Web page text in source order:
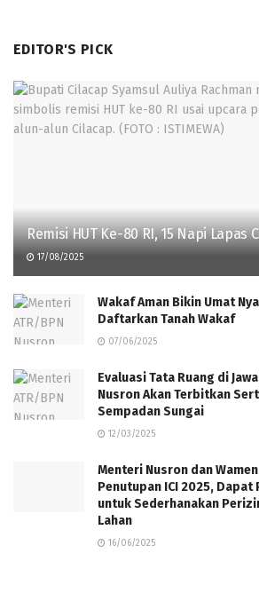
EDITOR'S PICK
Remisi HUT Ke-80 RI, 15 Napi Lapas
17/08/2025
Wakaf Aman Bikin Umat
Daftarkan Tanah Wakaf
07/06/2025
Evaluasi Tata Ruang di
Nusron Akan Terbitkan
Sempadan Sungai
12/03/2025
Menteri Nusron dan
Penutupan ICI 2025,
untuk Sederhanakan
Lahan
16/06/2025